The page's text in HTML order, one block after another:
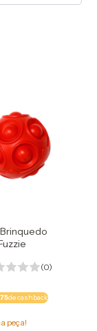
(0)
de cashback
peça!